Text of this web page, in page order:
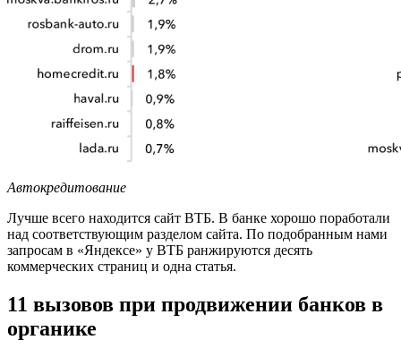
Автокредитование
Лучше всего находится сайт ВТБ. В банке хорошо поработали
над соответствующим разделом сайта. По подобранным нами
запросам в «Яндексе» у ВТБ ранжируются десять
коммерческих страниц и одна статья.
11 вызовов при продвижении банков в
органике